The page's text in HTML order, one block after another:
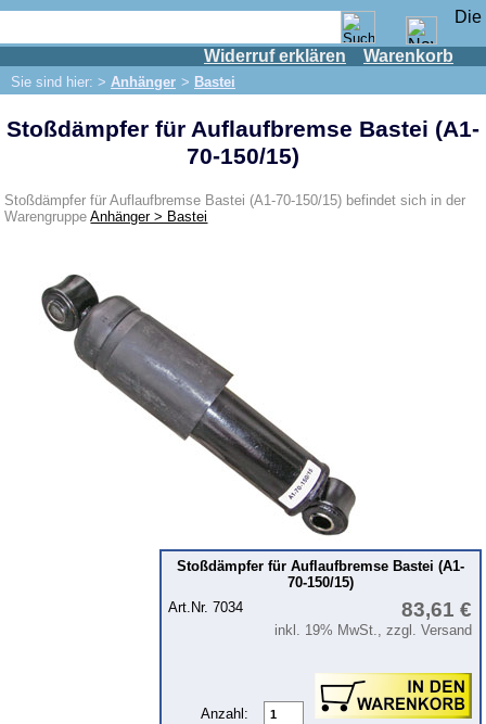
Widerruf erklären Warenkorb
Sie sind hier: > Anhänger > Bastei
IFA Motor
IFA-Fahrzeuge
Trabant 1.1
Wartburg 353
Barkas B 1000
Kugelgelenke, Zubehör
Skoda
Anhänger
Camptourist / Klappfix
Sonderanfertigungen
Stoßdämpfer für Auflaufbremse Bastei (A1-
70-150/15)
Stoßdämpfer für Auflaufbremse Bastei (A1-70-150/15) befindet sich in der
WarengruppeAnhänger > Bastei
Stoßdämpfer für Auflaufbremse Bastei (A1-
70-150/15)
Art.Nr. 7034
83,61 €
inkl. 19% MwSt., zzgl. Versand
Anzahl: